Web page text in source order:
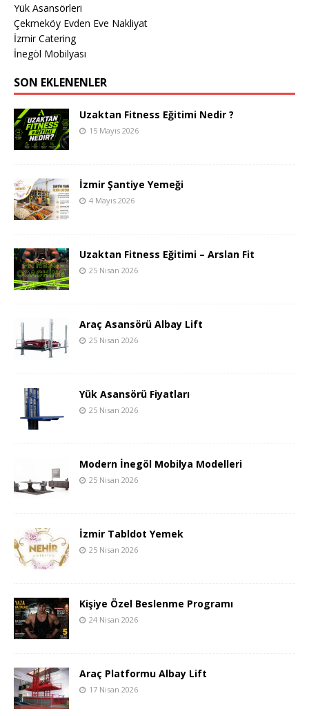
Yük Asansörleri
Çekmeköy Evden Eve Nakliyat
İzmir Catering
İnegöl Mobilyası
SON EKLENENLER
Uzaktan Fitness Eğitimi Nedir ?
15 Mayıs 2026
İzmir Şantiye Yemeği
4 Mayıs 2026
Uzaktan Fitness Eğitimi – Arslan Fit
25 Nisan 2026
Araç Asansörü Albay Lift
25 Nisan 2026
Yük Asansörü Fiyatları
25 Nisan 2026
Modern İnegöl Mobilya Modelleri
25 Nisan 2026
İzmir Tabldot Yemek
25 Nisan 2026
Kişiye Özel Beslenme Programı
24 Nisan 2026
Araç Platformu Albay Lift
17 Nisan 2026